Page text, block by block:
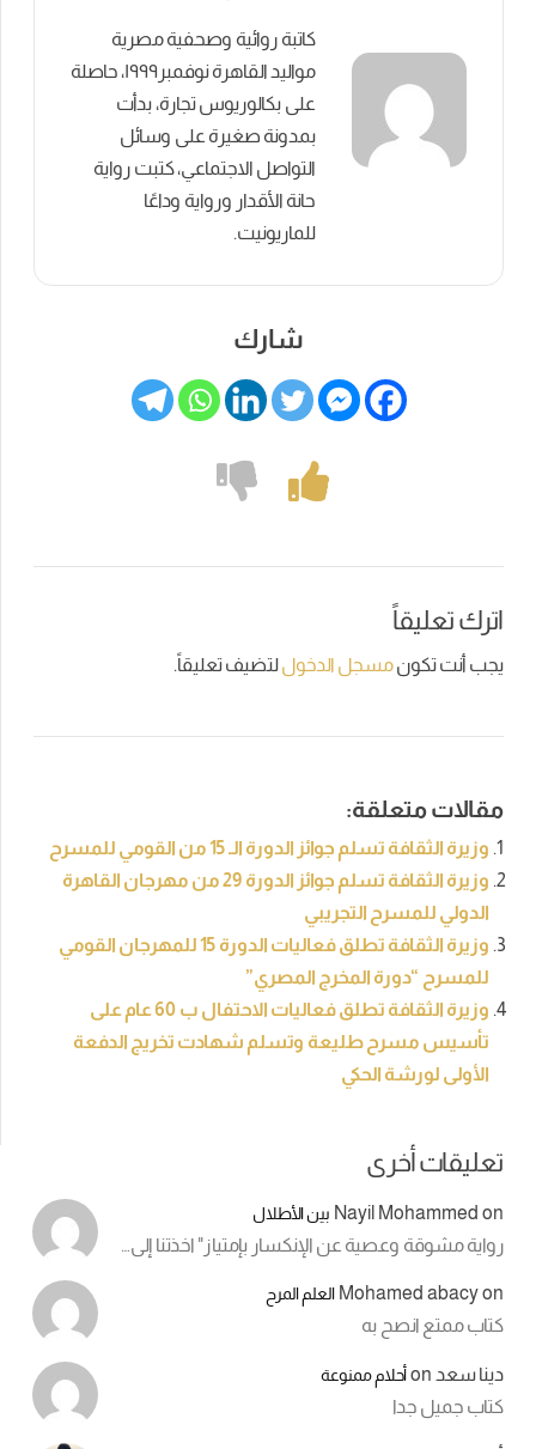
كاتبة روائية وصحفية مصرية
مواليد القاهرة نوفمبر١٩٩٩، حاصلة
على بكالوريوس تجارة، بدأت
بمدونة صغيرة على وسائل
التواصل الاجتماعي، كتبت رواية
حانة الأقدار ورواية وداعًا
للماريونيت.
شارك
اترك تعليقاً
يجب أنت تكونمسجل الدخوللتضيف تعليقاً.
مقالات متعلقة:
وزيرة الثقافة تسلم جوائز الدورة الـ 15 من القومي للمسرح
وزيرة الثقافة تسلم جوائز الدورة 29 من مهرجان القاهرة
الدولي للمسرح التجريبي
وزيرة الثقافة تطلق فعاليات الدورة 15 للمهرجان القومي
للمسرح “دورة المخرج المصري”
وزيرة الثقافة تطلق فعاليات الاحتفال ب 60 عام على
تأسيس مسرح طليعة وتسلم شهادت تخريج الدفعة
الأولى لورشة الحكي
تعليقات أخرى
Nayil Mohammed on بين الأطلال
رواية مشوقة وعصية عن الإنكسار بإمتياز" اخذتنا إلى…
Mohamed abacyon العلم المرح
كتاب ممتع انصح به
دينا سعد onأحلام ممنوعة
كتاب جميل جدا